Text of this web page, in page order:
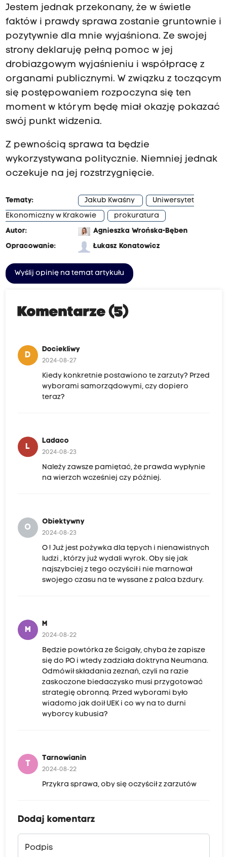
Jestem jednak przekonany, że w świetle
faktów i prawdy sprawa zostanie gruntownie i
pozytywnie dla mnie wyjaśniona. Ze swojej
strony deklaruję pełną pomoc w jej
drobiazgowym wyjaśnieniu i współpracę z
organami publicznymi. W związku z toczącym
się postępowaniem rozpoczyna się ten
moment w którym będę miał okazję pokazać
swój punkt widzenia.
Z pewnością sprawa ta będzie
wykorzystywana politycznie. Niemniej jednak
oczekuje na jej rozstrzygnięcie.
Tematy: Jakub Kwaśny
Uniwersytet
Ekonomiczny w Krakowie
prokuratura
Autor:
Agnieszka Wrońska-Bęben
Opracowanie:
Łukasz Konatowicz
Wyślij opinię na temat artykułu
Komentarze (5)
D
Dociekliwy
2024-08-27
Kiedy konkretnie postawiono te zarzuty? Przed
wyborami samorządowymi, czy dopiero
teraz?
L
Ladaco
2024-08-23
Należy zawsze pamiętać, że prawda wypłynie
na wierzch wcześniej czy później.
O
Obiektywny
2024-08-23
O ! Już jest pożywka dla tępych i nienawistnych
ludzi , którzy już wydali wyrok. Oby się jak
najszybciej z tego oczyścił i nie marnował
swojego czasu na te wyssane z palca bzdury.
M
M
2024-08-22
Będzie powtórka ze Ścigały, chyba że zapisze
się do PO i wtedy zadziała doktryna Neumana.
Odmówił składania zeznań, czyli na razie
zaskoczone biedaczysko musi przygotować
strategię obronną. Przed wyborami było
wiadomo jak doił UEK i co wy na to durni
wyborcy kubusia?
T
Tarnowianin
2024-08-22
Przykra sprawa, oby się oczyścił z zarzutów
Dodaj komentarz
Podpis